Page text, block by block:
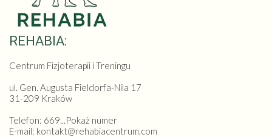
REHABIA:
Centrum Fizjoterapii i Treningu
ul. Gen. Augusta Fieldorfa-Nila 17
31-209 Kraków
Telefon: 669...Pokaż numer
E-mail: kontakt@rehabiacentrum.com